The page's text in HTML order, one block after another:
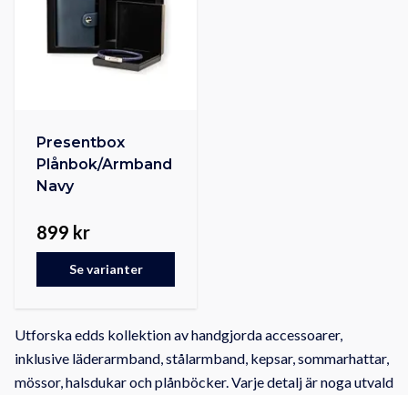
Presentbox
Plånbok/Armband
Navy
899 kr
Se varianter
Utforska edds kollektion av handgjorda accessoarer,
inklusive läderarmband, stålarmband, kepsar, sommarhattar,
mössor, halsdukar och plånböcker. Varje detalj är noga utvald